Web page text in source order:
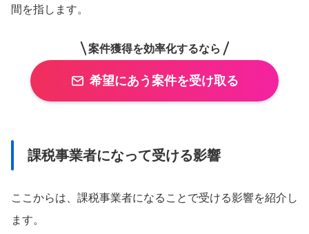
間を指します。
案件獲得を効率化するなら
希望にあう案件を受け取る
課税事業者になって受ける影響
ここからは、課税事業者になることで受ける影響を紹介し
ます。